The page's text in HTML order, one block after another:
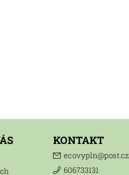
KONTAKT
ecovypln@post.cz
606733131